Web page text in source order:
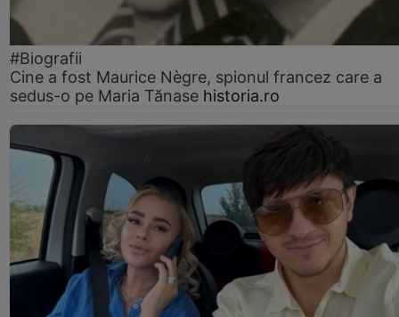
#Biografii
Cine a fost Maurice Nègre, spionul francez care a
sedus-o pe Maria Tănase historia.ro